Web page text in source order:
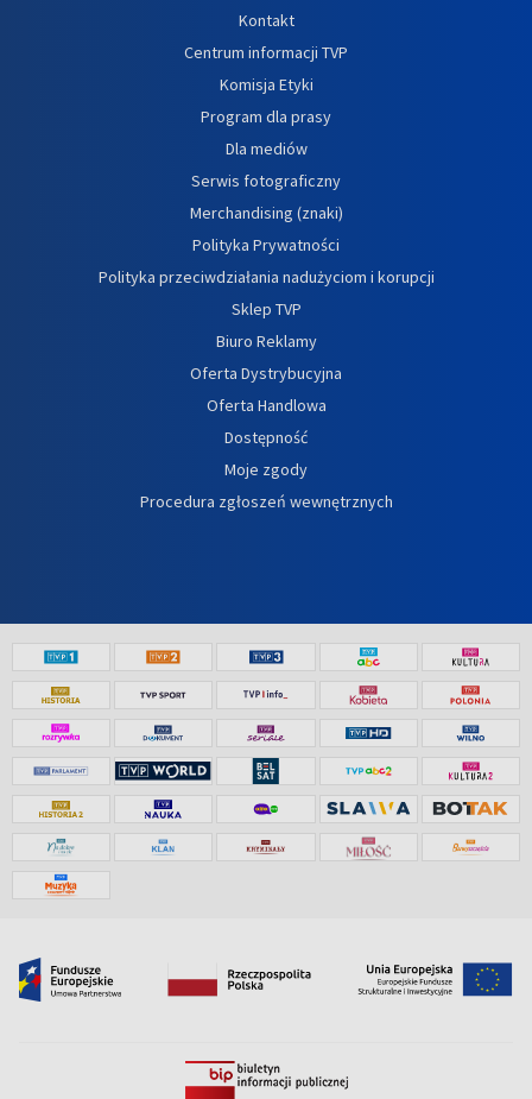
Kontakt
Centrum informacji TVP
Komisja Etyki
Program dla prasy
Dla mediów
Serwis fotograficzny
Merchandising (znaki)
Polityka Prywatności
Polityka przeciwdziałania nadużyciom i korupcji
Sklep TVP
Biuro Reklamy
Oferta Dystrybucyjna
Oferta Handlowa
Dostępność
Moje zgody
Procedura zgłoszeń wewnętrznych